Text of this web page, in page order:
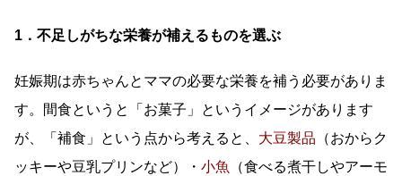
1．不足しがちな栄養が補えるものを選ぶ
妊娠期は赤ちゃんとママの必要な栄養を補う必要がありま
す。間食というと「お菓子」というイメージがあります
が、「補食」という点から考えると、 大豆製品 （おからク
ッキーや豆乳プリンなど）・ 小魚
（食べる煮干しやアーモ